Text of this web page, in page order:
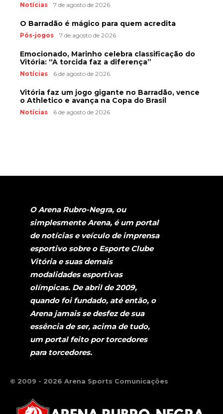
Notícias 7 de agosto de 2026
O Barradão é mágico para quem acredita
Pós-jogos 7 de agosto de 2026
Emocionado, Marinho celebra classificação do
Vitória: “A torcida faz a diferença”
Notícias 6 de agosto de 2026
Vitória faz um jogo gigante no Barradão, vence
o Athletico e avança na Copa do Brasil
Notícias 6 de agosto de 2026
O Arena Rubro-Negra, ou
simplesmente Arena, é um portal
de notícias e veículo de imprensa
esportivo sobre o Esporte Clube
Vitória e suas demais
modalidades esportivas
olímpicas. De abril de 2009,
quando foi fundado, até então, o
Arena jamais se desfez de sua
essência de ser, acima de tudo,
um portal feito por torcedores
para torcedores.
© 2009 - 2026 Arena Sports Comunicações